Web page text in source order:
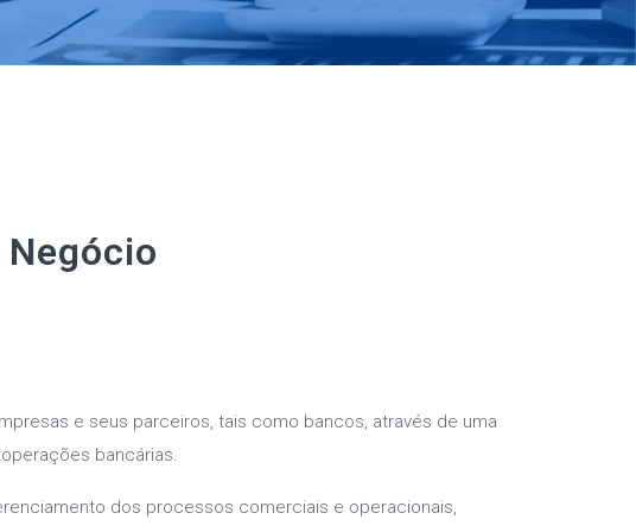
e seus parceiros, tais como bancos, através de uma
bancárias.
dos processos comerciais e operacionais,